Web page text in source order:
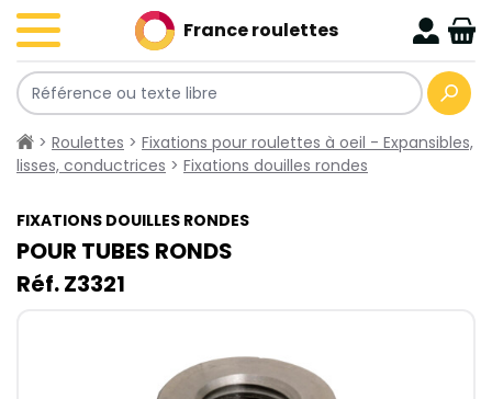
France roulettes
> Roulettes > Fixations pour roulettes à oeil - Expansibles,
lisses, conductrices > Fixations douilles rondes
FIXATIONS DOUILLES RONDES
POUR TUBES RONDS
Réf. Z3321